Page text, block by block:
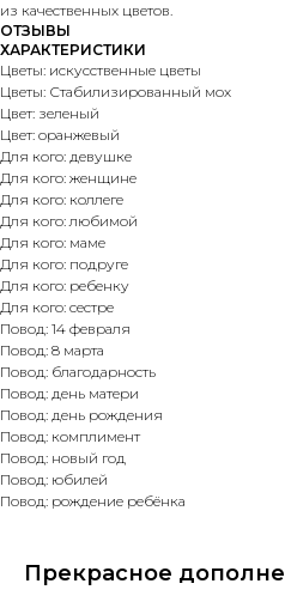
из качественных цветов.
ОТЗЫВЫ
ХАРАКТЕРИСТИКИ
Цветы: искусственные цветы
Цветы: Стабилизированный мох
Цвет: зеленый
Цвет: оранжевый
Для кого: девушке
Для кого: женщине
Для кого: коллеге
Для кого: любимой
Для кого: маме
Для кого: подруге
Для кого: ребенку
Для кого: сестре
Повод: 14 февраля
Повод: 8 марта
Повод: благодарность
Повод: день матери
Повод: день рождения
Повод: комплимент
Повод: новый год
Повод: юбилей
Повод: рождение ребёнка
Прекрасное